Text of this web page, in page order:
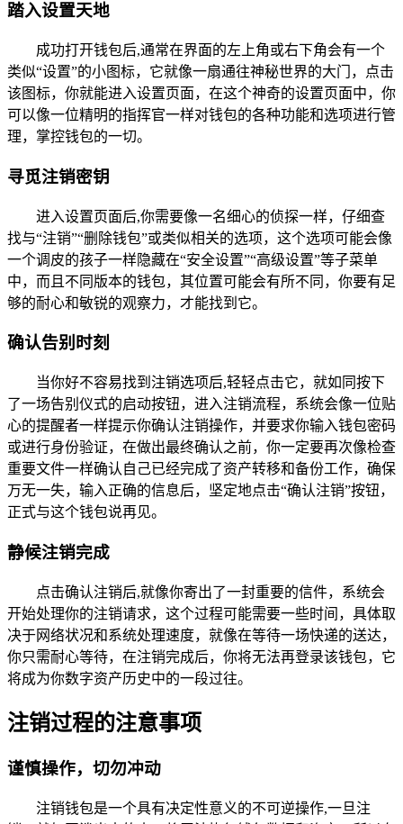
踏入设置天地
成功打开钱包后,通常在界面的左上角或右下角会有一个
类似“设置”的小图标，它就像一扇通往神秘世界的大门，点击
该图标，你就能进入设置页面，在这个神奇的设置页面中，你
可以像一位精明的指挥官一样对钱包的各种功能和选项进行管
理，掌控钱包的一切。
寻觅注销密钥
进入设置页面后,你需要像一名细心的侦探一样，仔细查
找与“注销”“删除钱包”或类似相关的选项，这个选项可能会像
一个调皮的孩子一样隐藏在“安全设置”“高级设置”等子菜单
中，而且不同版本的钱包，其位置可能会有所不同，你要有足
够的耐心和敏锐的观察力，才能找到它。
确认告别时刻
当你好不容易找到注销选项后,轻轻点击它，就如同按下
了一场告别仪式的启动按钮，进入注销流程，系统会像一位贴
心的提醒者一样提示你确认注销操作，并要求你输入钱包密码
或进行身份验证，在做出最终确认之前，你一定要再次像检查
重要文件一样确认自己已经完成了资产转移和备份工作，确保
万无一失，输入正确的信息后，坚定地点击“确认注销”按钮，
正式与这个钱包说再见。
静候注销完成
点击确认注销后,就像你寄出了一封重要的信件，系统会
开始处理你的注销请求，这个过程可能需要一些时间，具体取
决于网络状况和系统处理速度，就像在等待一场快递的送达，
你只需耐心等待，在注销完成后，你将无法再登录该钱包，它
将成为你数字资产历史中的一段过往。
注销过程的注意事项
谨慎操作，切勿冲动
注销钱包是一个具有决定性意义的不可逆操作,一旦注